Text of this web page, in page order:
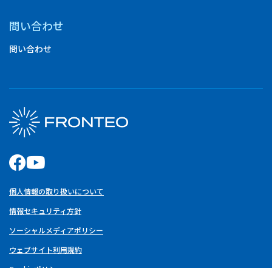
問い合わせ
問い合わせ
個人情報の取り扱いについて
情報セキュリティ方針
ソーシャルメディアポリシー
ウェブサイト利用規約